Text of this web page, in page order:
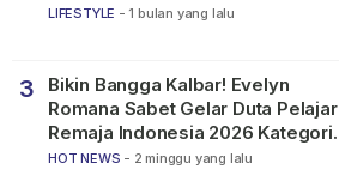
LIFESTYLE - 1 bulan yang lalu
3
Bikin Bangga Kalbar! Evelyn
Romana Sabet Gelar Duta Pelajar
Remaja Indonesia 2026 Kategori
SMP
HOT NEWS - 2 minggu yang lalu